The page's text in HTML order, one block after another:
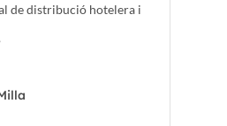
de distribució hotelera i